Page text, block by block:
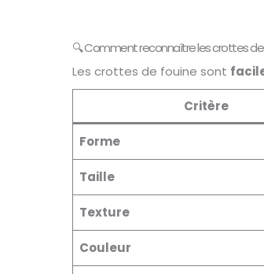
🔍 Comment reconnaître les crottes de
Les crottes de fouine sont
Critère
Forme
Taille
Texture
Couleur